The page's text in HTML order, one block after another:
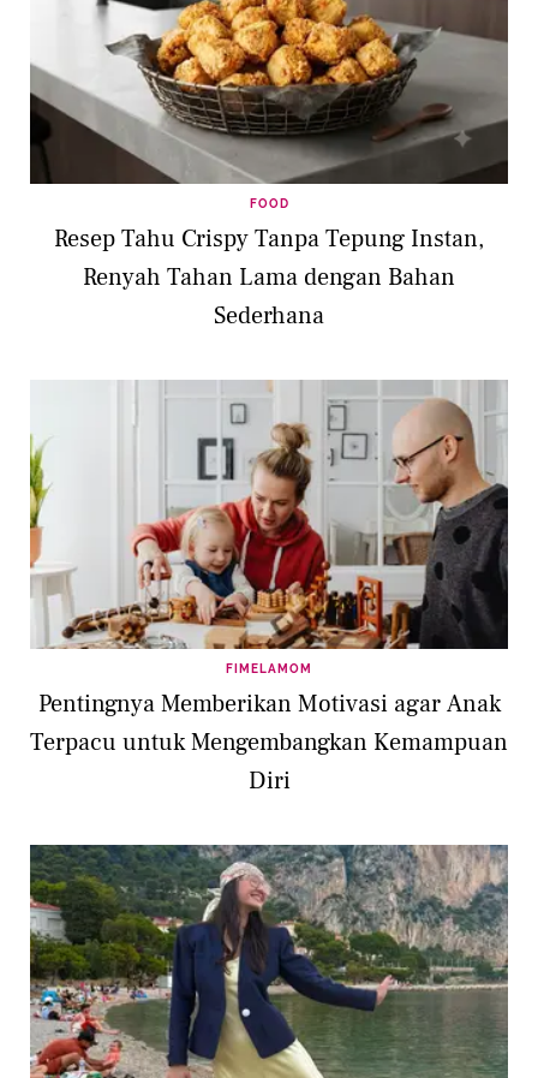
FOOD
Resep Tahu Crispy Tanpa Tepung Instan,
Renyah Tahan Lama dengan Bahan
Sederhana
FIMELAMOM
Pentingnya Memberikan Motivasi agar Anak
Terpacu untuk Mengembangkan Kemampuan
Diri